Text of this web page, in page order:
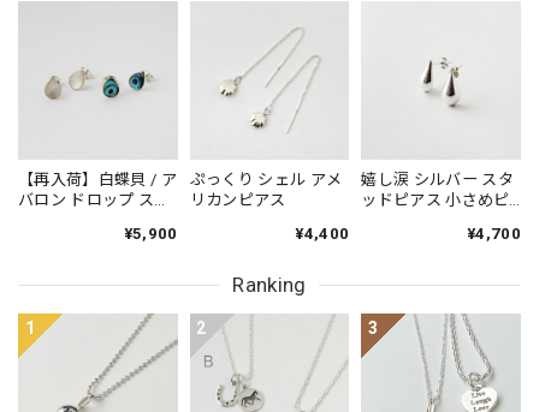
【再入荷】白蝶貝 / ア
バロン ドロップ スタ
アス プチピアス¥5,900
ぷっくり シェル アメ
リカンピアス
¥4,400
嬉し涙 シルバー スタ
ッドピアス 小さめピ
¥4,700
Ranking
1 2 3